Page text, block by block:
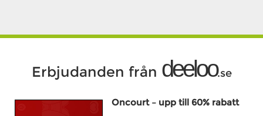
Erbjudanden från deeloo.se
Oncourt – upp till 60% rabatt